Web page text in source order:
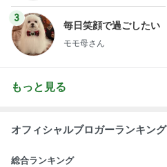
3
毎日笑顔で過ごしたい
モモ母さん
もっと見る
オフィシャルブロガーランキング
総合ランキング